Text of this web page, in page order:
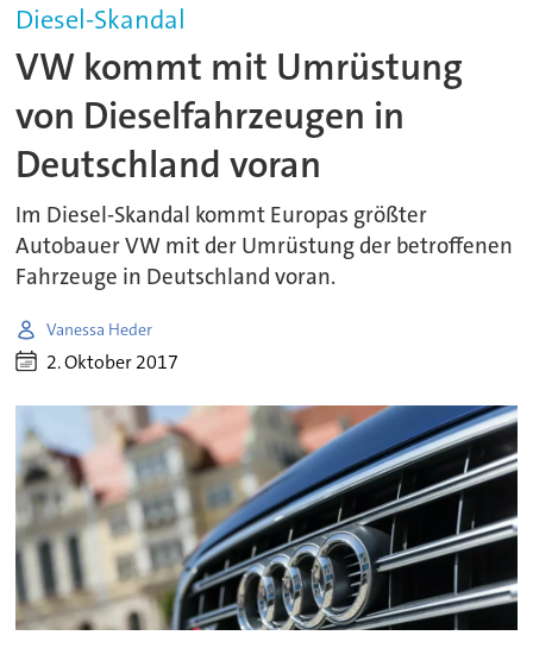
Diesel-Skandal
VW kommt mit Umrüstung
von Dieselfahrzeugen in
Deutschland voran
Im Diesel-Skandal kommt Europas größter
Autobauer VW mit der Umrüstung der betroffenen
Fahrzeuge in Deutschland voran.
Vanessa Heder
2. Oktober 2017